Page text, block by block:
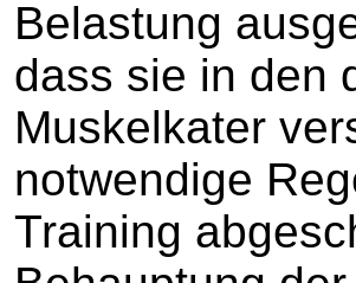
Belastung
dass sie in den
Muskelkater
notwendige
Training